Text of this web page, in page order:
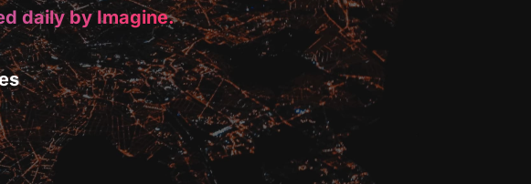
daily by Imagine.